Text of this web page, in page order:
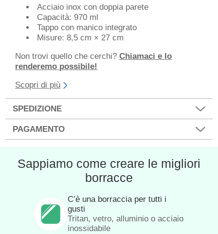
Acciaio inox con doppia parete
Capacità: 970 ml
Tappo con manico integrato
Misure: 8,5 cm × 27 cm
Non trovi quello che cerchi?Chiamaci e lo
renderemo possibile!
Scopri di più
SPEDIZIONE
PAGAMENTO
Sappiamo come creare le migliori
borracce
C’è una borraccia per tutti i
gusti
Tritan, vetro, alluminio o acciaio
inossidabile